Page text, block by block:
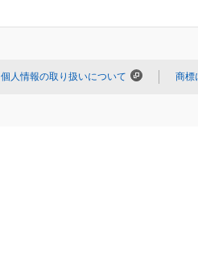
個人情報の取り扱いについて 商標